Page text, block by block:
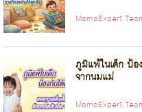
MamaExpert
ภูมิแพ้ในเด็ก ป้อ
จากนมแม่
MamaExpert